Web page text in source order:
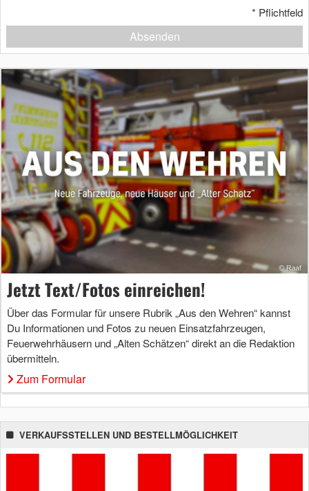
* Pflichtfeld
Absenden
Jetzt Text/Fotos einreichen!
Über das Formular für unsere Rubrik „Aus den Wehren“ kannst
Du Informationen und Fotos zu neuen Einsatzfahrzeugen,
Feuerwehrhäusern und „Alten Schätzen“ direkt an die Redaktion
übermitteln.
Zum Formular
VERKAUFSSTELLEN UND BESTELLMÖGLICHKEIT